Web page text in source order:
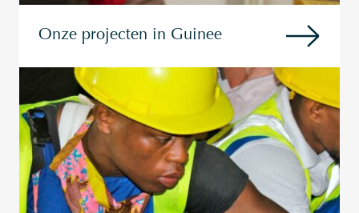
Onze projecten in Guinee